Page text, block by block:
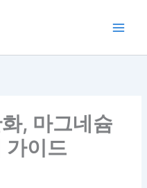
, 마그네슘
가이드